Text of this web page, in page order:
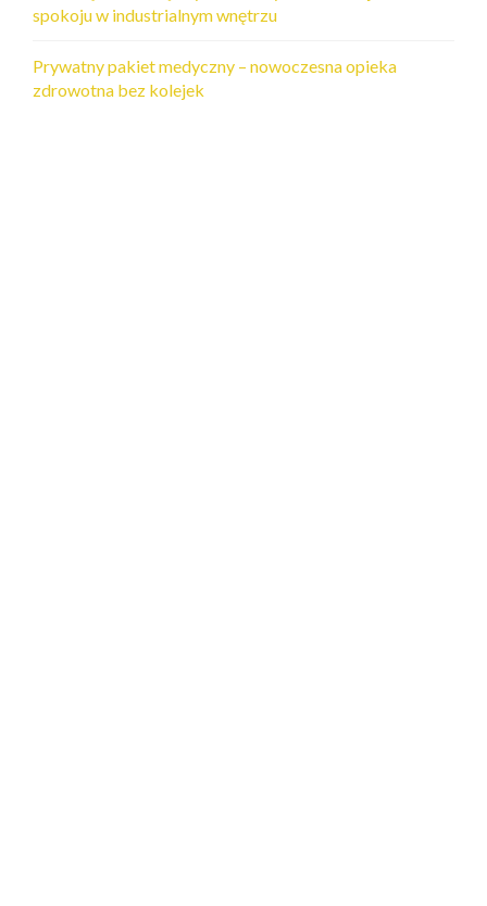
spokoju w industrialnym wnętrzu
Prywatny pakiet medyczny – nowoczesna opieka
zdrowotna bez kolejek